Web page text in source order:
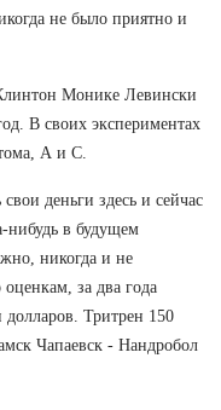
не было приятно и
Монике Левински
В своих экспериментах
А и С.
деньги здесь и сейчас
нибудь в будущем
никогда и не
за два года
долларов. Тритрен 150
Чапаевск - Нандробол